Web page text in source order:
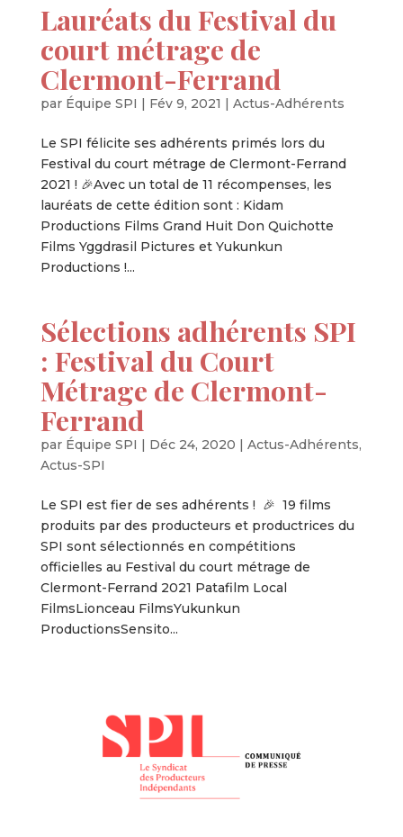
Lauréats du Festival du
court métrage de
Clermont-Ferrand
par Équipe SPI Fév 9, 2021 Actus-Adhérents
Le SPI félicite ses adhérents primés lors du
Festival du court métrage de Clermont-Ferrand
2021 ! 🎉Avec un total de 11 récompenses, les
lauréats de cette édition sont : Kidam
Productions Films Grand Huit Don Quichotte
Films Yggdrasil Pictures et Yukunkun
Productions !...
Sélections adhérents SPI
: Festival du Court
Métrage de Clermont-
Ferrand
par Équipe SPI Déc 24, 2020 Actus-Adhérents,
Actus-SPI
Le SPI est fier de ses adhérents ! 🎉 19 films
produits par des producteurs et productrices du
SPI sont sélectionnés en compétitions
officielles au Festival du court métrage de
Clermont-Ferrand 2021 Patafilm Local
FilmsLionceau FilmsYukunkun
ProductionsSensito...